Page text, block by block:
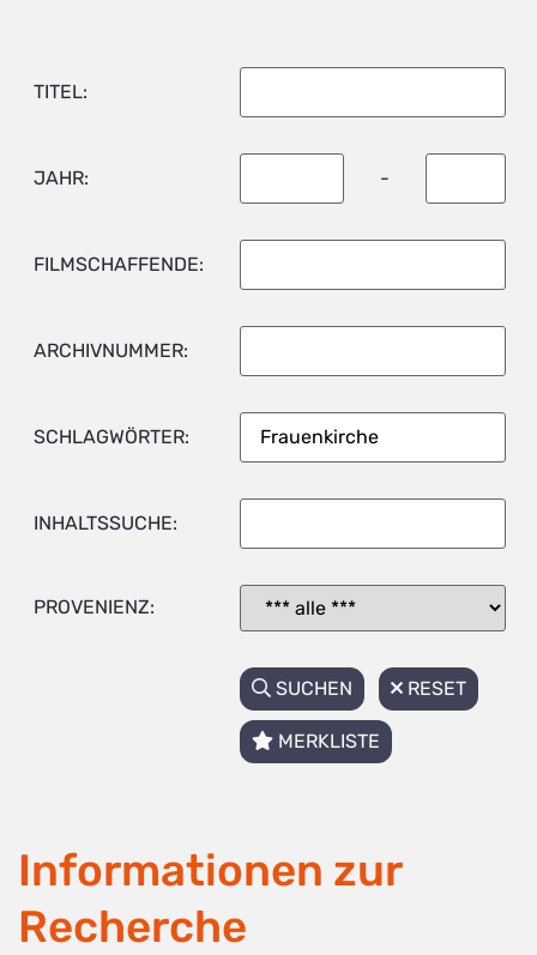
TITEL:
JAHR: -
FILMSCHAFFENDE:
ARCHIVNUMMER:
SCHLAGWÖRTER:
INHALTSSUCHE:
PROVENIENZ:
SUCHEN RESET
MERKLISTE
Informationen zur
Recherche